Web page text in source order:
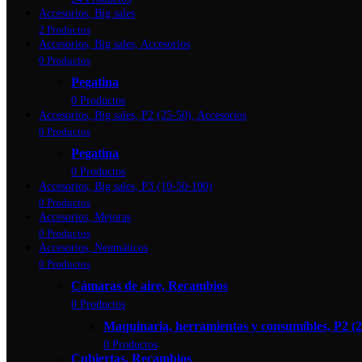
Accesorios, Big sales
2 Productos
Accesorios, Big sales, Accesorios
0 Productos
Pegatina
0 Productos
Accesorios, Big sales, P2 (25-50), Accesorios
0 Productos
Pegatina
0 Productos
Accesorios, Big sales, P3 (10-50-100)
0 Productos
Accesorios, Mejoras
0 Productos
Accesorios, Neumáticos
0 Productos
Cámaras de aire, Recambios
0 Productos
Maquinaria, herramientas y consumibles, P2
0 Productos
Cubiertas, Recambios